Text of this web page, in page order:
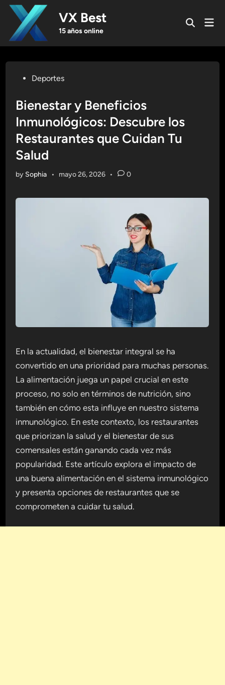
Skip
content
VX Best
15 años online
Open
PostedDeportes
Bienestar y Beneficios
Inmunológicos: Descubre los
Restaurantes que Cuidan Tu
Salud
by Sophia • mayo 26, 2026 • 0
En la actualidad, el bienestar integral se ha
convertido en una prioridad para muchas personas.
La alimentación juega un papel crucial en este
proceso, no solo en términos de nutrición, sino
también en cómo esta influye en nuestro sistema
inmunológico. En este contexto, los restaurantes
que priorizan la salud y el bienestar de sus
comensales están ganando cada vez más
popularidad. Este artículo explora el impacto de
una buena alimentación en el sistema inmunológico
y presenta opciones de restaurantes que se
comprometen a cuidar tu salud.